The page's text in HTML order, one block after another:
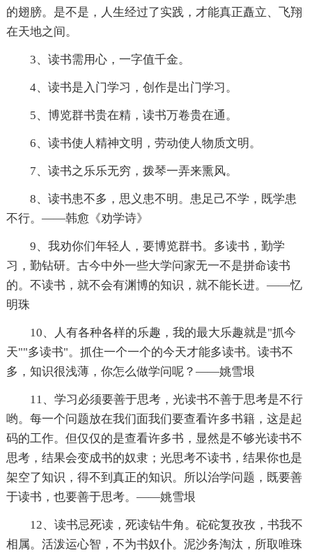
的翅膀。是不是，人生经过了实践，才能真正矗立、飞翔
在天地之间。
3、读书需用心，一字值千金。
4、读书是入门学习，创作是出门学习。
5、博览群书贵在精，读书万卷贵在通。
6、读书使人精神文明，劳动使人物质文明。
7、读书之乐乐无穷，拨琴一弄来熏风。
8、读书患不多，思义患不明。患足己不学，既学患
不行。——韩愈《劝学诗》
9、我劝你们年轻人，要博览群书。多读书，勤学
习，勤钻研。古今中外一些大学问家无一不是拼命读书
的。不读书，就不会有渊博的知识，就不能长进。——忆
明珠
10、人有各种各样的乐趣，我的最大乐趣就是"抓今
天""多读书"。抓住一个一个的今天才能多读书。读书不
多，知识很浅薄，你怎么做学问呢？——姚雪垠
11、学习必须要善于思考，光读书不善于思考是不行
哟。每一个问题放在我们面我们要查看许多书籍，这是起
码的工作。但仅仅的是查看许多书，显然是不够光读书不
思考，结果会变成书的奴隶；光思考不读书，结果你也是
架空了知识，得不到真正的知识。所以治学问题，既要善
于读书，也要善于思考。——姚雪垠
12、读书忌死读，死读钻牛角。砣砣复孜孜，书我不
相属。活泼运心智，不为书奴仆。泥沙务淘汰，所取唯珠